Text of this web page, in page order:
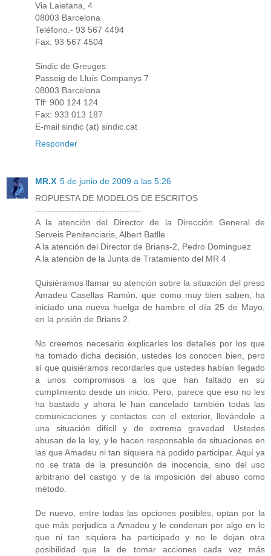
Via Laietana, 4
08003 Barcelona
Teléfono.- 93 567 4494
Fax. 93 567 4504
Sindic de Greuges
Passeig de Lluís Companys 7
08003 Barcelona
Tlf: 900 124 124
Fax: 933 013 187
E-mail sindic (at) sindic.cat
Responder
MR.X 5 de junio de 2009 a las 5:26
ROPUESTA DE MODELOS DE ESCRITOS
-----------------------------------
A la atención del Director de la Dirección General de
Serveis Penitenciaris, Albert Batlle
A la atención del Director de Brians-2, Pedro Dominguez
A la atención de la Junta de Tratamiento del MR 4
Quisiéramos llamar su atención sobre la situación del preso
Amadeu Casellas Ramón, que como muy bien saben, ha
iniciado una nueva huelga de hambre el día 25 de Mayo,
en la prisión de Brians 2.
No creemos necesario explicarles los detalles por los que
ha tomado dicha decisión, ustedes los conocen bien, pero
sí que quisiéramos recordarles que ustedes habían llegado
a unos compromisos a los que han faltado en su
cumplimiento desde un inicio. Pero, parece que eso no les
ha bastado y ahora le han cancelado también todas las
comunicaciones y contactos con el exterior, llevándole a
una situación difícil y de extrema gravedad. Ustedes
abusan de la ley, y le hacen responsable de situaciones en
las que Amadeu ni tan siquiera ha podido participar. Aquí ya
no se trata de la presunción de inocencia, sino del uso
arbitrario del castigo y de la imposición del abuso como
método.
De nuevo, entre todas las opciones posibles, optan por la
que más perjudica a Amadeu y le condenan por algo en lo
que ni tan siquiera ha participado y no le dejan otra
posibilidad que la de tomar acciones cada vez más